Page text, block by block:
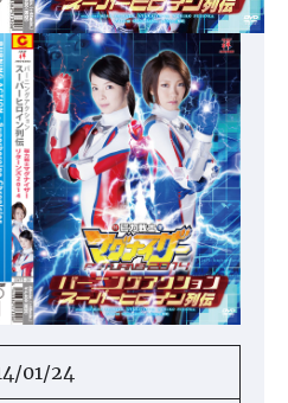
01/24